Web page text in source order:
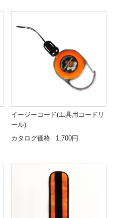
イージーコード(工具用コードリ
ール)
カタログ価格
1,700円